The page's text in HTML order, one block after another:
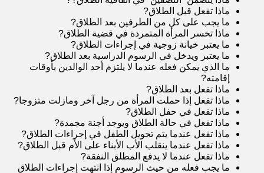
ماذا تفعل قبل الطلاق?
ما يجب على كل من الطرفين بعد الطلاق?
ماذا تخسر المرأة المتمردة في قضية الطلاق?
ما يعتبر خيانة زوجية في إجراءات الطلاق?
ما يعتبر ويدخل في الرسوم الدراسية بعد الطلاق?
ما الذي يمكن فعله عندما لا يلتزم أحد الوالدين بأوقات
إقامته?
ماذا تفعل بعد الطلاق?
ماذا تفعل إذا حملت المرأة من رجل آخر ومازلت متزوجا?
ماذا تفعل في حفل الطلاق?
ماذا تفعل في حالة الطلاق ويوجد أجنة مجمدة?
ماذا تفعل عندما يتم تحويل الطفل في إجراءات الطلاق?
ماذا تفعل عندما ينقلب الأب الأبناء على الأم قبل الطلاق?
ماذا تفعل عندما لا يدفع المطلق النفقة?
ما يجب فعله من حيث الرسوم إذا انتهت إجراءات الطلاق